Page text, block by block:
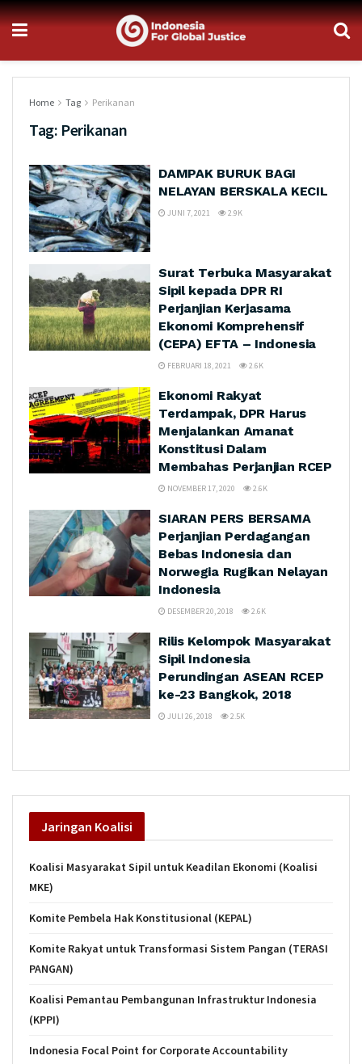
Home Tag Perikanan
Tag: Perikanan
DAMPAK BURUK BAGI
NELAYAN BERSKALA KECIL
JUNI 7, 2021 2.9K
Surat Terbuka Masyarakat
Sipil kepada DPR RI
Perjanjian Kerjasama
Ekonomi Komprehensif
(CEPA) EFTA – Indonesia
FEBRUARI 18, 2021 2.6K
Ekonomi Rakyat
Terdampak, DPR Harus
Menjalankan Amanat
Konstitusi Dalam
Membahas Perjanjian RCEP
NOVEMBER 17, 2020 2.6K
SIARAN PERS BERSAMA
Perjanjian Perdagangan
Bebas Indonesia dan
Norwegia Rugikan Nelayan
Indonesia
DESEMBER 20, 2018 2.6K
Rilis Kelompok Masyarakat
Sipil Indonesia
Perundingan ASEAN RCEP
ke-23 Bangkok, 2018
JULI 26, 2018 2.5K
Jaringan Koalisi
Koalisi Masyarakat Sipil untuk Keadilan Ekonomi (Koalisi
MKE)
Komite Pembela Hak Konstitusional (KEPAL)
Komite Rakyat untuk Transformasi Sistem Pangan (TERASI
PANGAN)
Koalisi Pemantau Pembangunan Infrastruktur Indonesia
(KPPI)
Indonesia Focal Point for Corporate Accountability